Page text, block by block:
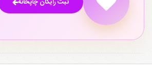
ثبت رایگان چاپخانه